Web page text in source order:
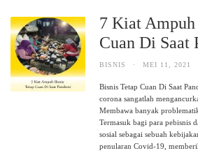
7 Kiat
Cuan Di Saat
BISNIS · MEI 11, 2021
Bisnis Tetap Cuan Di Saat
corona sangatlah
Membawa banyak
Termasuk bagi para pebisnis
sosial sebagai sebuah
penularan Covid-19,